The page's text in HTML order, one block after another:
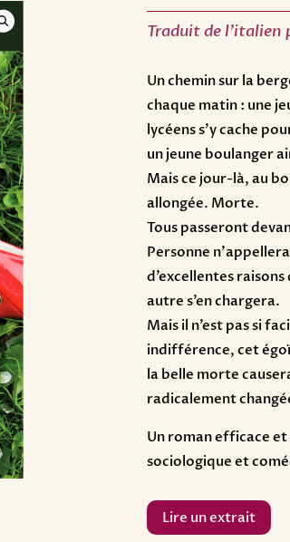
Traduit de l'italien
Un chemin sur la
chaque matin : une
lycéens s’y cache
un jeune boulanger
Mais ce jour-là, au
allongée. Morte.
Tous passeront
Personne
d’excellentes
autre s’en chargera.
Mais il n’est pas si
indifférence, cet
la belle morte
radicalement
Un roman efficace
sociologique et
Lire un extrait